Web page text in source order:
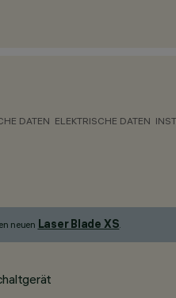
DATEN ELEKTRISCHE DATEN
neuen Laser Blade XS.